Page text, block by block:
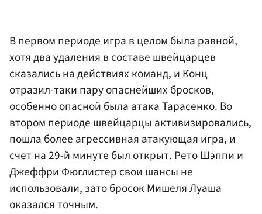
В первом периоде игра в целом была равной,
хотя два удаления в составе швейцарцев
сказались на действиях команд, и Конц
отразил-таки пару опаснейших бросков,
особенно опасной была атака Тарасенко. Во
втором периоде швейцарцы активизировались,
пошла более агрессивная атакующая игра, и
счет на 29-й минуте был открыт. Рето Шэппи и
Джеффри Фюглистер свои шансы не
использовали, зато бросок Мишеля Луаша
оказался точным.